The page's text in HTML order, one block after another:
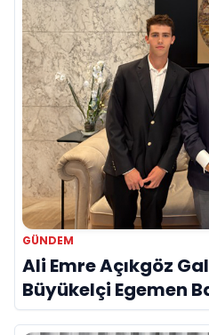
GÜNDEM
Ali Emre Açıkgöz
Büyükelçi Egemen